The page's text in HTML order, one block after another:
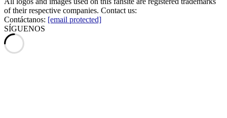
of their respective companies. Contact us:
Contáctanos: [email protected]
SÍGUENOS